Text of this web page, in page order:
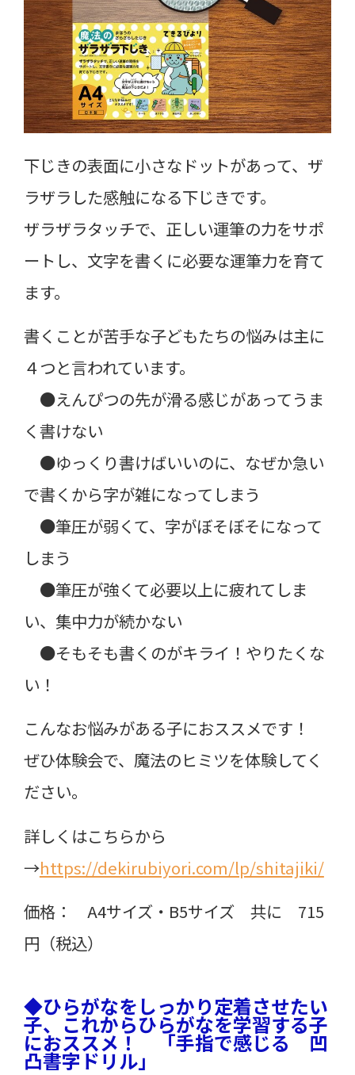
下じきの表面に小さなドットがあって、ザ
ラザラした感触になる下じきです。
ザラザラタッチで、正しい運筆の力をサポ
ートし、文字を書くに必要な運筆力を育て
ます。
書くことが苦手な子どもたちの悩みは主に
４つと言われています。
●えんぴつの先が滑る感じがあってうま
く書けない
●ゆっくり書けばいいのに、なぜか急い
で書くから字が雑になってしまう
●筆圧が弱くて、字がぼそぼそになって
しまう
●筆圧が強くて必要以上に疲れてしま
い、集中力が続かない
●そもそも書くのがキライ！やりたくな
い！
こんなお悩みがある子におススメです！
ぜひ体験会で、魔法のヒミツを体験してく
ださい。
詳しくはこちらから
→https://dekirubiyori.com/lp/shitajiki/
価格： A4サイズ・B5サイズ 共に 715
円（税込）
◆ひらがなをしっかり定着させたい
子、これからひらがなを学習する子
におススメ！ 「手指で感じる 凹
凸書字ドリル」